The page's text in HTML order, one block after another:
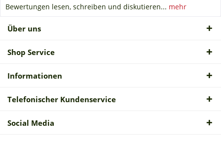
Bewertungen lesen, schreiben und diskutieren... mehr
Über uns
Shop Service
Informationen
Telefonischer Kundenservice
Social Media